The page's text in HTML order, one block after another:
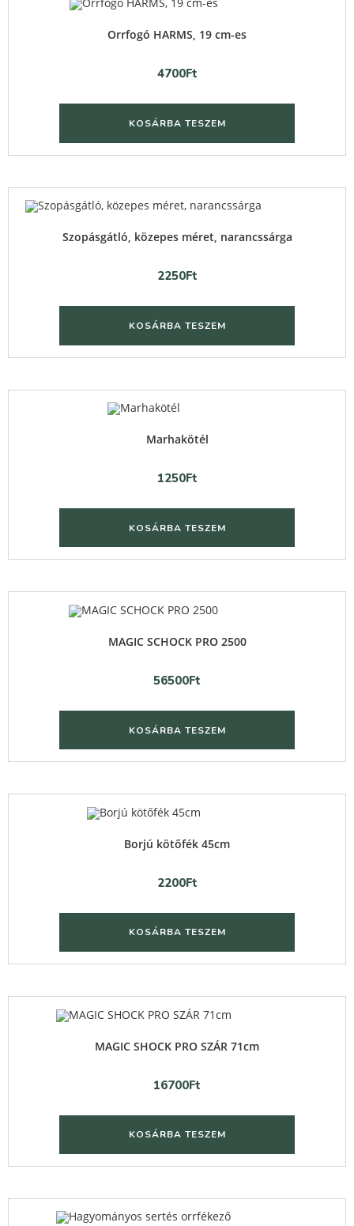
Orrfogó HARMS, 19 cm-es
4700Ft
KOSÁRBA TESZEM
Szopásgátló, közepes méret, narancssárga
2250Ft
KOSÁRBA TESZEM
Marhakötél
1250Ft
KOSÁRBA TESZEM
MAGIC SCHOCK PRO 2500
56500Ft
KOSÁRBA TESZEM
Borjú kötőfék 45cm
2200Ft
KOSÁRBA TESZEM
MAGIC SHOCK PRO SZÁR 71cm
16700Ft
KOSÁRBA TESZEM